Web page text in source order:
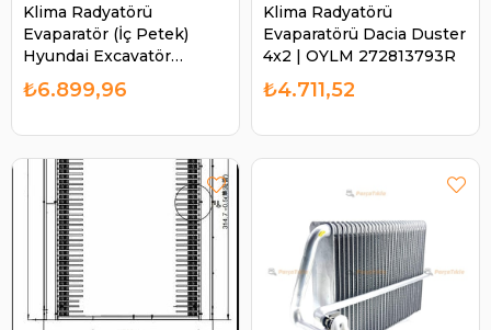
Klima Radyatörü
Evaparatör (İç Petek)
Hyundai Excavatör
Hidromek R140W R140LC
İş Makinası | KAPO
₺6.899,96
Klima Radyatörü
Evaparatörü Dacia Duster
4x2 | OYLM 272813793R
₺4.711,52